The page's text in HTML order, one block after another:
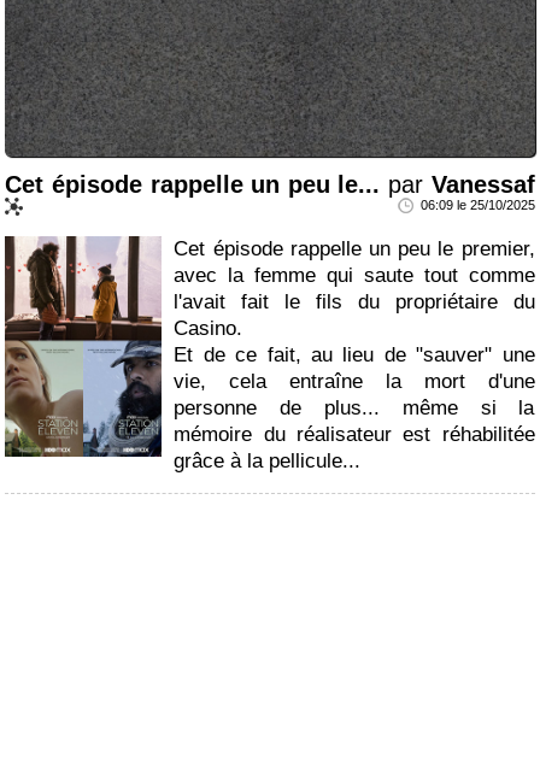
Cet épisode rappelle un peu le... par Vanessaf
06:09 le 25/10/2025
Cet épisode rappelle un peu le premier,
avec la femme qui saute tout comme
l'avait fait le fils du propriétaire du
Casino.
Et de ce fait, au lieu de "sauver" une
vie, cela entraîne la mort d'une
personne de plus... même si la
mémoire du réalisateur est réhabilitée
grâce à la pellicule...